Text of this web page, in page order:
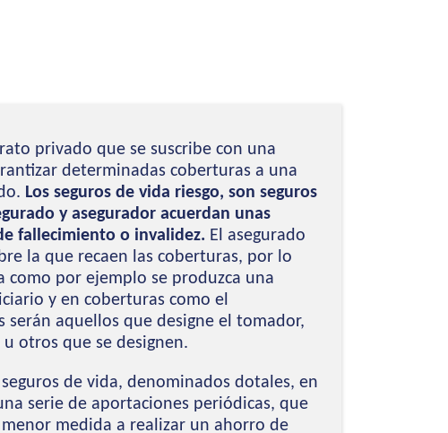
privado que se suscribe con una
determinadas coberturas a una
Los seguros de vida riesgo, son seguros
y asegurador acuerdan unas
fallecimiento o invalidez. El asegurado
la que recaen las coberturas, por lo
como por ejemplo se produzca una
y en coberturas como el
aquellos que designe el tomador,
otros que se designen.
de vida, denominados dotales, en
serie de aportaciones periódicas, que
medida a realizar un ahorro de